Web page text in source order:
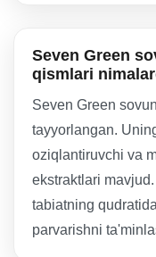
Seven Green
qismlari
Seven Green
tayyorlangan.
oziqlantiruvchi va
ekstraktlari
tabiatning
parvarishni